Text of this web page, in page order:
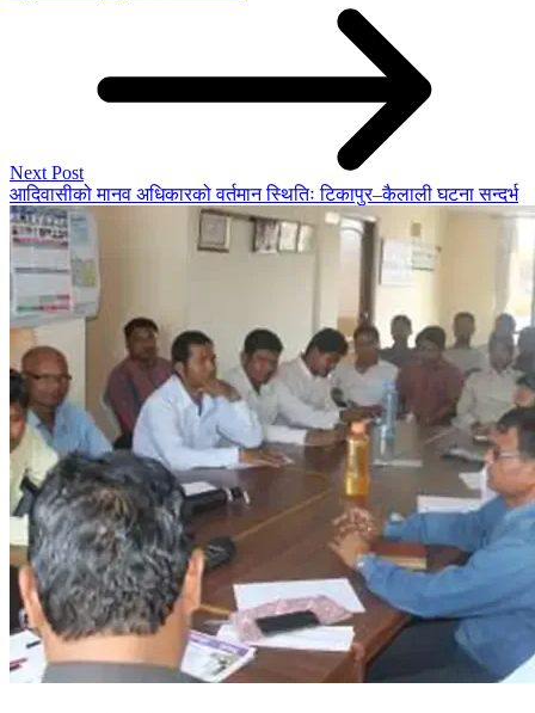
Next Post
आदिवासीको मानव अधिकारको वर्तमान स्थितिः टिकापुर–कैलाली घटना सन्दर्भ